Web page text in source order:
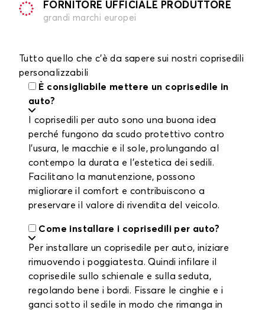
FORNITORE UFFICIALE PRODUTTORE
grandi marchi europei
Tutto quello che c'è da sapere sui nostri coprisedili
personalizzabili
È consigliabile mettere un coprisedile in
auto?
I coprisedili per auto sono una buona idea
perché fungono da scudo protettivo contro
l'usura, le macchie e il sole, prolungando al
contempo la durata e l'estetica dei sedili.
Facilitano la manutenzione, possono
migliorare il comfort e contribuiscono a
preservare il valore di rivendita del veicolo.
Come installare i coprisedili per auto?
Per installare un coprisedile per auto, iniziare
rimuovendo i poggiatesta. Quindi infilare il
coprisedile sullo schienale e sulla seduta,
regolando bene i bordi. Fissare le cinghie e i
ganci sotto il sedile in modo che rimanga in